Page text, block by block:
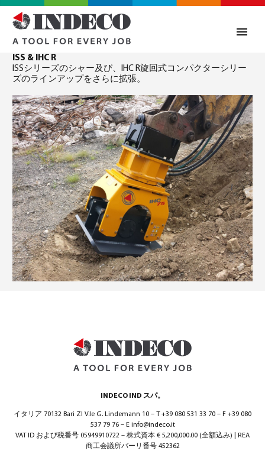
0
日本語)
ISS & IHC R
ISSシリーズのシャー及び、IHC R旋回式コンパクターシリー
ズのラインアップをさらに拡張。
INDECO IND スパ。
イタリア 70132 Bari ZI V.le G. Lindemann 10 – T +39 080 531 33 70 – F +39 080
537 79 76 – E info@indeco.it
VAT ID および税番号 05949910722 – 株式資本 € 5,200,000.00 (全額込み) | REA
商工会議所バーリ番号 452362